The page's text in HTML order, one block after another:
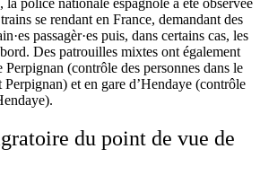
se rendant en France, demandant des
passagèr·es puis, dans certains cas, les
Des patrouilles mixtes ont également
Perpignan (contrôle des personnes dans le
et en gare d’Hendaye (contrôle
du point de vue de